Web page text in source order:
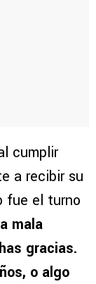
cumplir
a recibir su
fue el turno
mala
gracias.
o algo